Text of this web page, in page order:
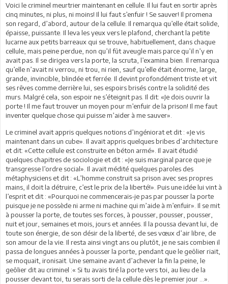
Voici le criminel meurtrier maintenant en cellule. Il lui faut en sortir après
cinq minutes, ni plus, ni moins! Il lui faut s’enfuir ! Se sauver! Il promena
son regard, d’abord, autour de la cellule. Il remarqua qu’elle était solide,
épaisse, puissante. Il leva les yeux vers le plafond, cherchant la petite
lucarne aux petits barreaux qui se trouve, habituellement, dans chaque
cellule, mais peine perdue, non qu’il fût aveugle mais parce qu’il n’y en
avait pas. Il se dirigea vers la porte, la scruta, l’examina bien. Il remarqua
qu’elle n’avait ni verrou, ni trou, ni rien, sauf qu’elle était énorme, large,
grande, invincible, blindée et ferrée. Il devint profondément triste et vit
ses rêves comme derrière lui, ses espoirs brisés contre la solidité des
murs. Malgré cela, son espoir ne s’éteignit pas. Il dit: «Je dois ouvrir la
porte ! Il me faut trouver un moyen pour m’enfuir de la prison! Il me faut
inventer quelque chose qui puisse m’aider à me sauver».
Le criminel avait appris quelques notions d’ingéniorat et dit : «Je vis
maintenant dans un cube». Il avait appris quelques bribes d’architecture
et dit: «Cette cellule est construite en béton armé». Il avait étudié
quelques chapitres de sociologie et dit : «Je suis marginal parce que je
transgresse l’ordre social». Il avait médité quelques paroles des
métaphysiciens et dit : «L’homme construit sa prison avec ses propres
mains, il doit la détruire, c’est le prix de la liberté!». Puis une idée lui vint à
l’esprit et dit : «Pourquoi ne commencerais-je pas par pousser la porte
puisque je ne possède ni arme ni machine qui m’aide à m’enfuir». Il se mit
à pousser la porte, de toutes ses forces, à pousser, pousser, pousser,
nuit et jour, semaines et mois, jours et années. Il la poussa devant lui, de
toute son énergie, de son désir de la liberté, de ses vœux d’air libre, de
son amour de la vie. Il resta ainsi vingt ans ou plutôt, je ne sais combien il
passa de longues années à pousser la porte, pendant que le geôlier riait,
se moquait, ironisait. Une semaine avant d’achever la fin la peine, le
geôlier dit au criminel :« Si tu avais tiré la porte vers toi, au lieu de la
pousser devant toi, tu serais sorti de la cellule dès le premier jour …».